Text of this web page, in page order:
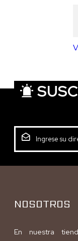
NOSOTROS
En nuestra